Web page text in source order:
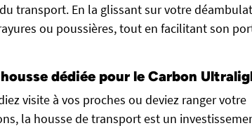
transport. En la glissant sur votre
ou poussières, tout en facilitant son
dédiée pour le Carbon
visite à vos proches ou deviez ranger votre
la housse de transport est un